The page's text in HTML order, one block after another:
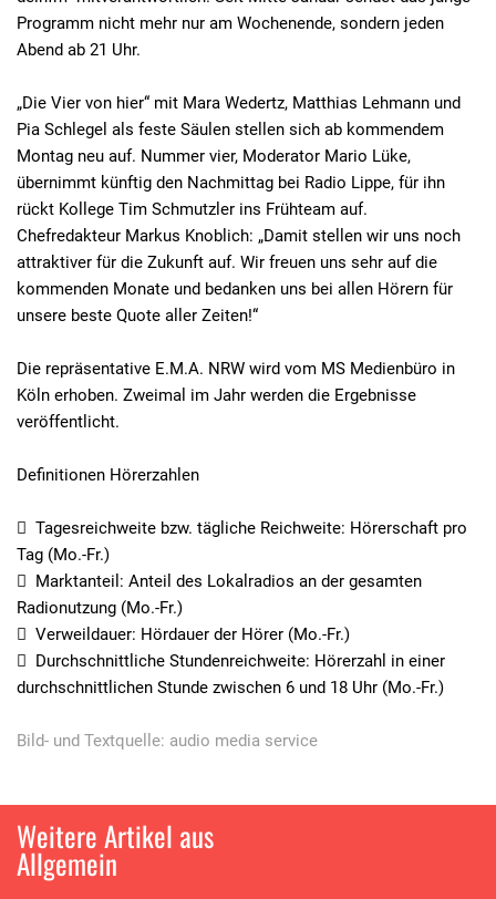
Programm nicht mehr nur am Wochenende, sondern jeden
Abend ab 21 Uhr.
„Die Vier von hier“ mit Mara Wedertz, Matthias Lehmann und
Pia Schlegel als feste Säulen stellen sich ab kommendem
Montag neu auf. Nummer vier, Moderator Mario Lüke,
übernimmt künftig den Nachmittag bei Radio Lippe, für ihn
rückt Kollege Tim Schmutzler ins Frühteam auf.
Chefredakteur Markus Knoblich: „Damit stellen wir uns noch
attraktiver für die Zukunft auf. Wir freuen uns sehr auf die
kommenden Monate und bedanken uns bei allen Hörern für
unsere beste Quote aller Zeiten!“
Die repräsentative E.M.A. NRW wird vom MS Medienbüro in
Köln erhoben. Zweimal im Jahr werden die Ergebnisse
veröffentlicht.
Definitionen Hörerzahlen
 Tagesreichweite bzw. tägliche Reichweite: Hörerschaft pro
Tag (Mo.-Fr.)
 Marktanteil: Anteil des Lokalradios an der gesamten
Radionutzung (Mo.-Fr.)
 Verweildauer: Hördauer der Hörer (Mo.-Fr.)
 Durchschnittliche Stundenreichweite: Hörerzahl in einer
durchschnittlichen Stunde zwischen 6 und 18 Uhr (Mo.-Fr.)
Bild- und Textquelle: audio media service
Weitere Artikel aus
Allgemein